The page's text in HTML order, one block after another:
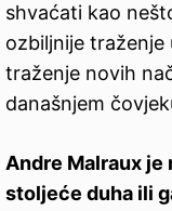
shvaćati kao
ozbiljnije traženje
traženje novih
današnjem
Andre Malraux je
stoljeće duha ili